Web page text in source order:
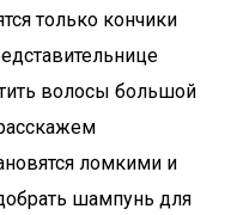
только кончики
волосы большой
ломкими и
шампунь для